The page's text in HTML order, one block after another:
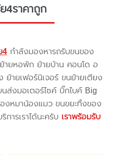
4ราคาถูก
4 กำลังมองหารถรับขนของ
ายหอพัก ย้ายบ้าน คอนโด อ
ายเฟอร์นิเจอร์ ขนย้ายเตียง
ส่งมอเตอร์ไซค์ บิ๊กไบค์ Big
งหมาน้องแมว ขนขยะทิ้งของ
การเราได้นะครับ เราพร้อมรับ